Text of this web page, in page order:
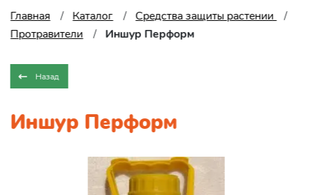
Главная Каталог
Средства защиты растении
Протравители
Иншур Перформ
Назад
Иншур Перформ